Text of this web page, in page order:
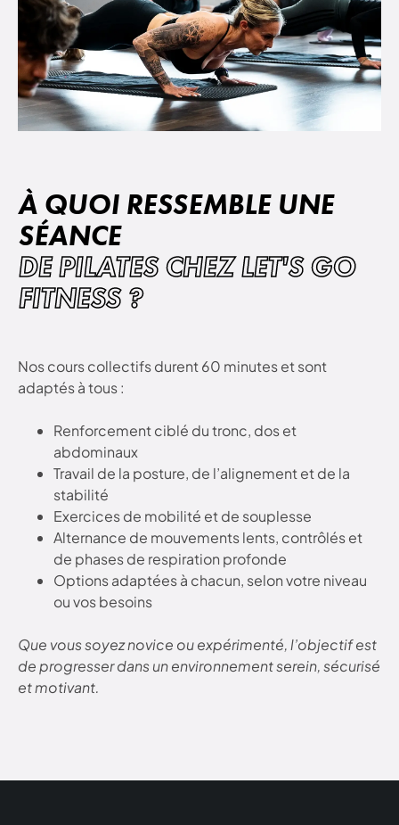
À QUOI RESSEMBLE UNE
SÉANCE
DE PILATES CHEZ LET'S GO
FITNESS ?
Nos cours collectifs durent 60 minutes et sont
adaptés à tous :
Renforcement ciblé du tronc, dos et
abdominaux
Travail de la posture, de l’alignement et de la
stabilité
Exercices de mobilité et de souplesse
Alternance de mouvements lents, contrôlés et
de phases de respiration profonde
Options adaptées à chacun, selon votre niveau
ou vos besoins
Que vous soyez novice ou expérimenté, l’objectif est
de progresser dans un environnement serein, sécurisé
et motivant.